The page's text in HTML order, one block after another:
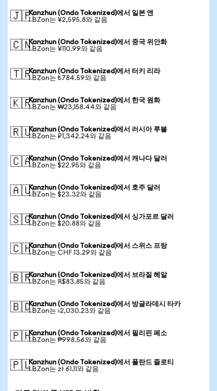
🇯🇵Kanzhun (Ondo Tokenized)에서 일본 엔
1 BZon는 ¥2,595.8와 같음
🇨🇳Kanzhun (Ondo Tokenized)에서 중국 위안화
1 BZon는 ¥110.99와 같음
🇹🇷Kanzhun (Ondo Tokenized)에서 터키 리라
1 BZon는 ₺784.59와 같음
🇰🇷Kanzhun (Ondo Tokenized)에서 한국 원화
1 BZon는 ₩23,158.44와 같음
🇷🇺Kanzhun (Ondo Tokenized)에서 러시아 루블
1 BZon는 ₽1,342.24와 같음
🇨🇦Kanzhun (Ondo Tokenized)에서 캐나다 달러
1 BZon는 $22.95와 같음
🇦🇺Kanzhun (Ondo Tokenized)에서 호주 달러
1 BZon는 $23.32와 같음
🇸🇬Kanzhun (Ondo Tokenized)에서 싱가포르 달러
1 BZon는 $20.88와 같음
🇨🇭Kanzhun (Ondo Tokenized)에서 스위스 프랑
1 BZon는 CHF 13.29와 같음
🇧🇷Kanzhun (Ondo Tokenized)에서 브라질 헤알
1 BZon는 R$83.85와 같음
🇧🇩Kanzhun (Ondo Tokenized)에서 방글라데시 타카
1 BZon는 ৳2,030.23와 같음
🇵🇭Kanzhun (Ondo Tokenized)에서 필리핀 페소
1 BZon는 ₱998.56와 같음
🇵🇱Kanzhun (Ondo Tokenized)에서 폴란드 즐로티
1 BZon는 zł 61.11와 같음